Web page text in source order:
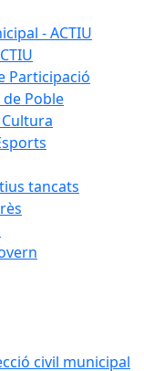
- ACTIU
Participació
Poble
tancats
civil municipal